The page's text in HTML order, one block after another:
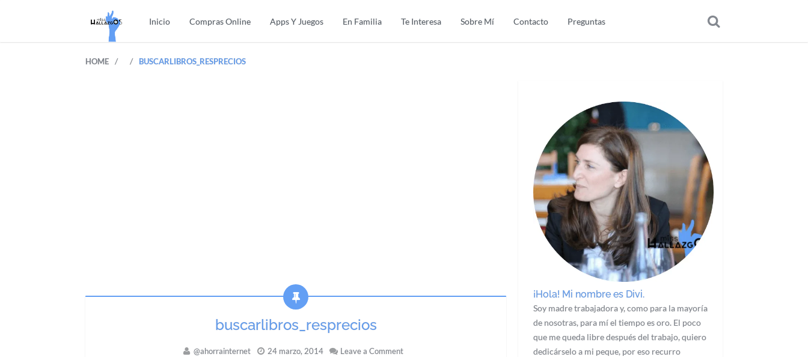
Inicio Compras Online Apps Y Juegos En Familia Te Interesa Sobre Mí Contacto Preguntas
HOME / / BUSCARLIBROS_RESPRECIOS
buscarlibros_resprecios
@ahorrainternet 24 marzo, 2014 Leave a Comment
¡Hola! Mi nombre es Divi.
Soy madre trabajadora y, como para la mayoría
de nosotras, para mí el tiempo es oro. El poco
que me queda libre después del trabajo, quiero
dedicárselo a mi peque, por eso recurro